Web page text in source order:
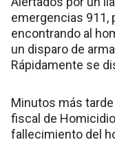
emergencias 911,
encontrando al
un disparo de
Rápidamente se
Minutos más
fiscal de
fallecimiento del